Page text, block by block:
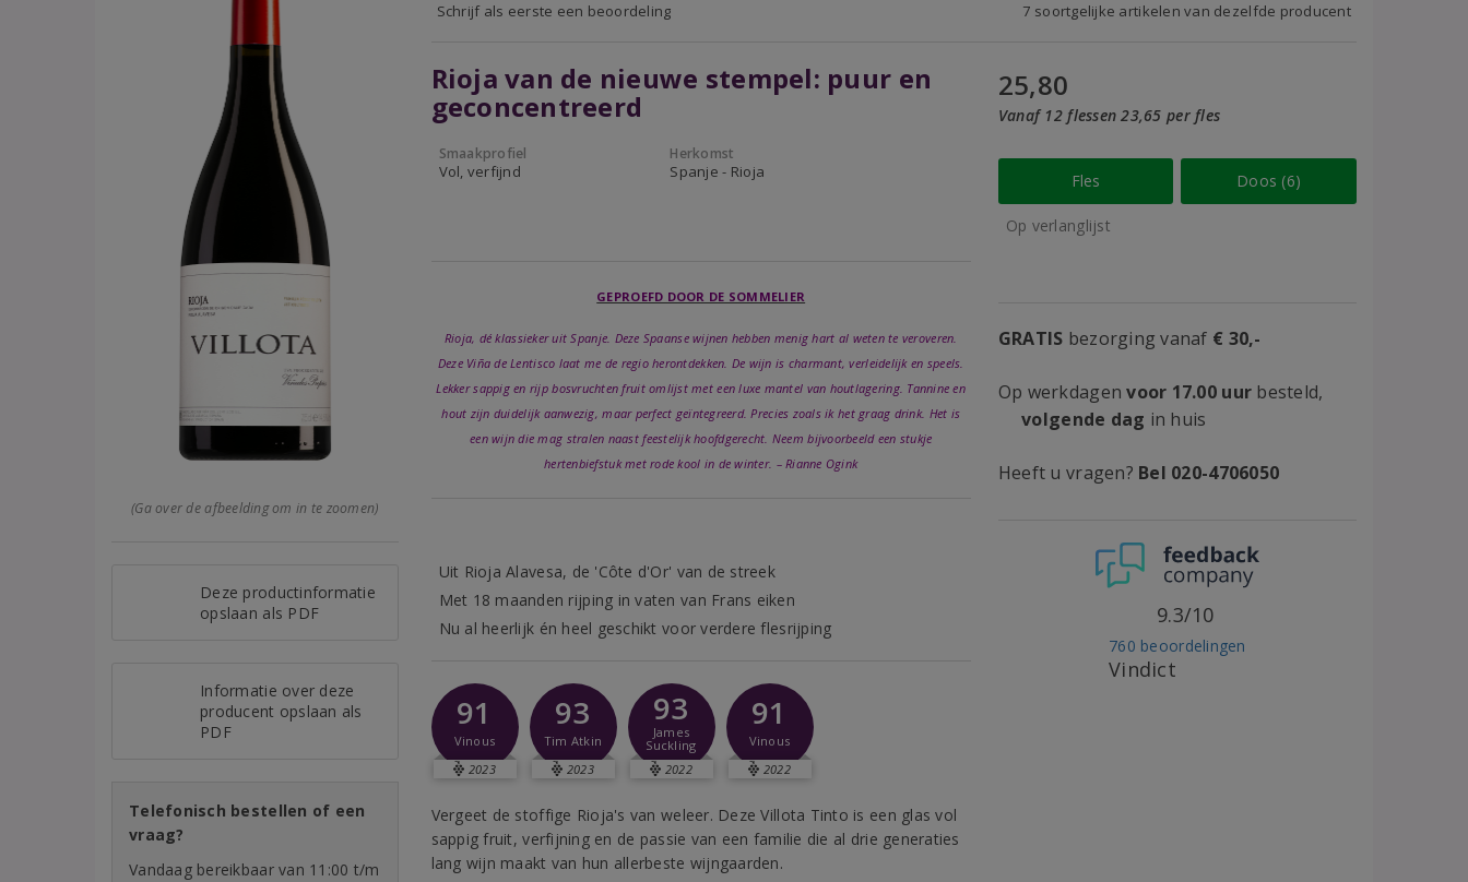
(Ga over de afbeelding om in te zoomen)
Deze productinformatie
opslaan als PDF
Informatie over deze
producent opslaan als
PDF
Telefonisch bestellen of een
vraag?
Vandaag bereikbaar van 11:00 t/m
Schrijf als eerste een beoordeling 7 soortgelijke artikelen van dezelfde producent
Rioja van de nieuwe stempel: puur en
geconcentreerd
Smaakprofiel
Vol, verfijnd
Herkomst
Spanje - Rioja
GEPROEFD DOOR DE SOMMELIER
Rioja, dé klassieker uit Spanje. Deze Spaanse wijnen hebben menig hart al weten te veroveren.
Deze Viña de Lentisco laat me de regio herontdekken. De wijn is charmant, verleidelijk en speels.
Lekker sappig en rijp bosvruchten fruit omlijst met een luxe mantel van houtlagering. Tannine en
hout zijn duidelijk aanwezig, maar perfect geïntegreerd. Precies zoals ik het graag drink. Het is
een wijn die mag stralen naast feestelijk hoofdgerecht. Neem bijvoorbeeld een stukje
hertenbiefstuk met rode kool in de winter. – Rianne Ogink
Uit Rioja Alavesa, de 'Côte d'Or' van de streek
Met 18 maanden rijping in vaten van Frans eiken
Nu al heerlijk én heel geschikt voor verdere flesrijping
91
Vinous
2023
93
Tim Atkin
2023
93
James
Suckling
2022
91
Vinous
2022
Vergeet de stoffige Rioja's van weleer. Deze Villota Tinto is een glas vol
sappig fruit, verfijning en de passie van een familie die al drie generaties
lang wijn maakt van hun allerbeste wijngaarden.
25,80
Vanaf 12 flessen 23,65 per fles
Fles Doos (6)
Op verlanglijst
GRATIS bezorging vanaf € 30,-
Op werkdagenvoor 17.00 uur besteld,
volgende dag in huis
Heeft u vragen? Bel 020-4706050
Vindict
760 beoordelingen
9.3/10